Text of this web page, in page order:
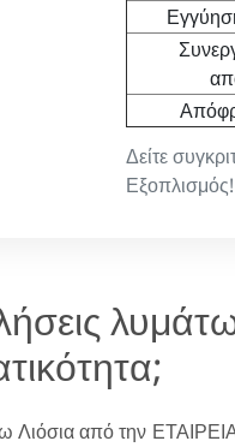
Δείτε
Εξοπλισμός!
Λιόσια από την